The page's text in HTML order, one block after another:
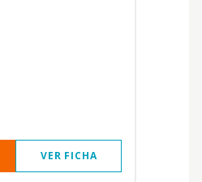
VER FICHA